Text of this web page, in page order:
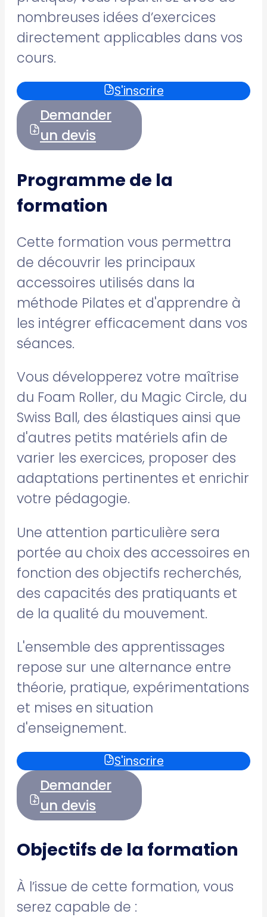
nombreuses idées d’exercices
directement applicables dans vos
cours.
S'inscrire
Demander
un devis
Programme de la
formation
Cette formation vous permettra
de découvrir les principaux
accessoires utilisés dans la
méthode Pilates et d'apprendre à
les intégrer efficacement dans vos
séances.
Vous développerez votre maîtrise
du Foam Roller, du Magic Circle, du
Swiss Ball, des élastiques ainsi que
d'autres petits matériels afin de
varier les exercices, proposer des
adaptations pertinentes et enrichir
votre pédagogie.
Une attention particulière sera
portée au choix des accessoires en
fonction des objectifs recherchés,
des capacités des pratiquants et
de la qualité du mouvement.
L'ensemble des apprentissages
repose sur une alternance entre
théorie, pratique, expérimentations
et mises en situation
d'enseignement.
S'inscrire
Demander
un devis
Objectifs de la formation
À l’issue de cette formation, vous
serez capable de :